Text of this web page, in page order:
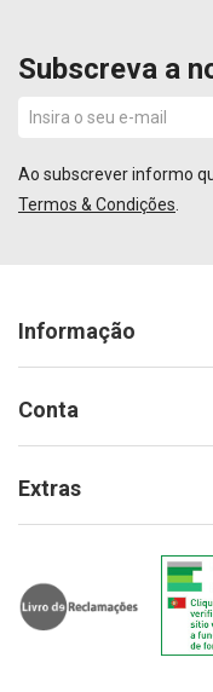
Subscreva a
Ao subscrever informo
Termos & Condições
Informação
Conta
Extras